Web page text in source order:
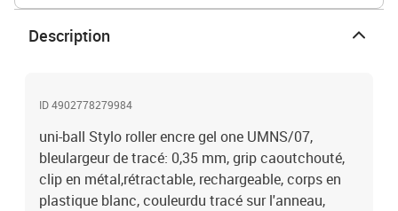
Description
ID 4902778279984
uni-ball Stylo roller encre gel one UMNS/07,
bleulargeur de tracé: 0,35 mm, grip caoutchouté,
clip en métal,rétractable, rechargeable, corps en
plastique blanc, couleurdu tracé sur l'anneau,